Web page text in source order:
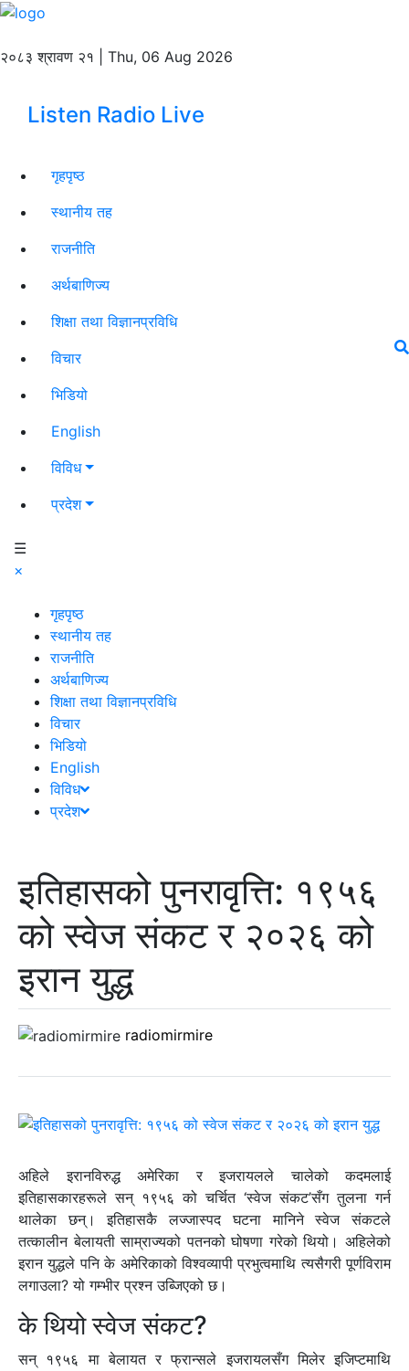
२०८३ श्रावण २१ | Thu, 06 Aug 2026
Listen Radio Live
गृहपृष्ठ
स्थानीय तह
राजनीति
अर्थबाणिज्य
शिक्षा तथा विज्ञानप्रविधि
विचार
भिडियो
English
विविध
प्रदेश
☰
×
गृहपृष्ठ
स्थानीय तह
राजनीति
अर्थबाणिज्य
शिक्षा तथा विज्ञानप्रविधि
विचार
भिडियो
English
विविध
प्रदेश
इतिहासको पुनरावृत्ति: १९५६
को स्वेज संकट र २०२६ को
इरान युद्ध
radiomirmire
अहिले इरानविरुद्ध अमेरिका र इजरायलले चालेको कदमलाई
इतिहासकारहरूले सन् १९५६ को चर्चित ‘स्वेज संकट’सँग तुलना गर्न
थालेका छन्। इतिहासकै लज्जास्पद घटना मानिने स्वेज संकटले
तत्कालीन बेलायती साम्राज्यको पतनको घोषणा गरेको थियो। अहिलेको
इरान युद्धले पनि के अमेरिकाको विश्वव्यापी प्रभुत्वमाथि त्यसैगरी पूर्णविराम
लगाउला? यो गम्भीर प्रश्न उब्जिएको छ।
के थियो स्वेज संकट?
सन् १९५६ मा बेलायत र फ्रान्सले इजरायलसँग मिलेर इजिप्टमाथि